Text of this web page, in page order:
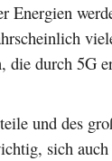
Energien
die durch 5G
und des
sich